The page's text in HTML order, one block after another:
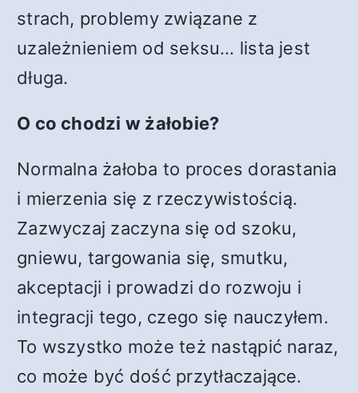
strach, problemy związane z
uzależnieniem od seksu… lista jest
długa.
O co chodzi w żałobie?
Normalna żałoba to proces dorastania
i mierzenia się z rzeczywistością.
Zazwyczaj zaczyna się od szoku,
gniewu, targowania się, smutku,
akceptacji i prowadzi do rozwoju i
integracji tego, czego się nauczyłem.
To wszystko może też nastąpić naraz,
co może być dość przytłaczające.